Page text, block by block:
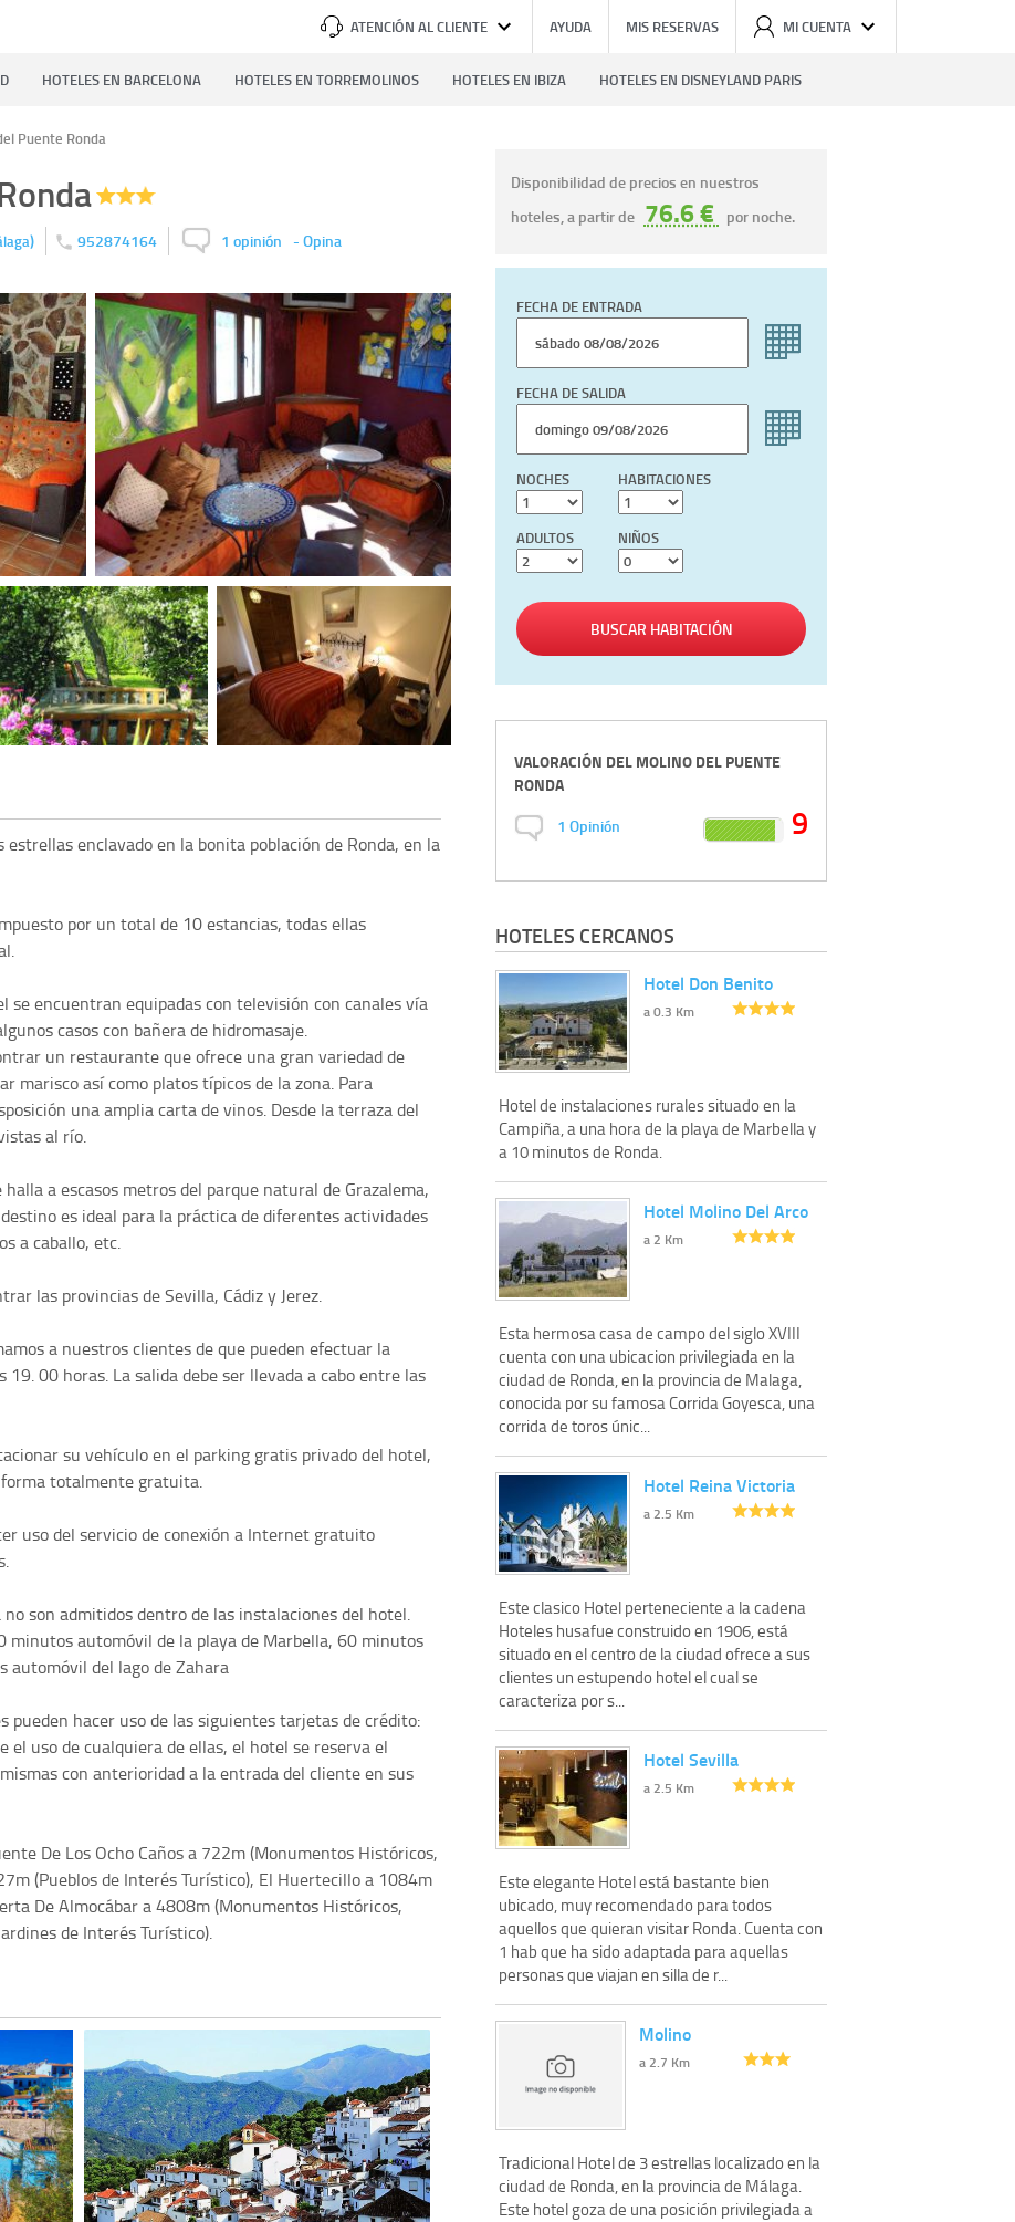
ATENCIÓN AL CLIENTE AYUDA MIS RESERVAS MI CUENTA
HOTELES EN BARCELONA HOTELES EN TORREMOLINOS HOTELES EN IBIZA HOTELES EN DISNEYLAND PARIS
Puente Ronda
) 952874164 1 opinión -Opina
enclavado en la bonita población de Ronda, en la
por un total de 10 estancias, todas ellas
se encuentran equipadas con televisión con canales vía
casos con bañera de hidromasaje.
un restaurante que ofrece una gran variedad de
marisco así como platos típicos de la zona. Para
una amplia carta de vinos. Desde la terraza del
al río.
a escasos metros del parque natural de Grazalema,
es ideal para la práctica de diferentes actividades
a caballo, etc.
las provincias de Sevilla, Cádiz y Jerez.
a nuestros clientes de que pueden efectuar la
00 horas. La salida debe ser llevada a cabo entre las
su vehículo en el parking gratis privado del hotel,
totalmente gratuita.
uso del servicio de conexión a Internet gratuito
son admitidos dentro de las instalaciones del hotel.
minutos automóvil de la playa de Marbella, 60 minutos
automóvil del lago de Zahara
pueden hacer uso de las siguientes tarjetas de crédito:
uso de cualquiera de ellas, el hotel se reserva el
con anterioridad a la entrada del cliente en sus
De Los Ocho Caños a 722m (Monumentos Históricos,
(Pueblos de Interés Turístico), El Huertecillo a 1084m
De Almocábar a 4808m (Monumentos Históricos,
de Interés Turístico).
Disponibilidad de precios en nuestros
hoteles, a partir de 76.6 € por noche.
FECHA DE ENTRADA
FECHA DE SALIDA
NOCHES HABITACIONES
ADULTOS NIÑOS
BUSCAR HABITACIÓN
VALORACIÓN DELMOLINO DEL PUENTE
RONDA
1 Opinión 9
HOTELES CERCANOS
Hotel Don Benito
a 0.3 Km
Hotel de instalaciones rurales situado en la
Campiña, a una hora de la playa de Marbella y
a 10 minutos de Ronda.
Hotel Molino Del Arco
a 2 Km
Esta hermosa casa de campo del siglo XVIII
cuenta con una ubicacion privilegiada en la
ciudad de Ronda, en la provincia de Malaga,
conocida por su famosa Corrida Goyesca, una
corrida de toros únic...
Hotel Reina Victoria
a 2.5 Km
Este clasico Hotel perteneciente a la cadena
Hoteles husafue construido en 1906, está
situado en el centro de la ciudad ofrece a sus
clientes un estupendo hotel el cual se
caracteriza por s...
Hotel Sevilla
a 2.5 Km
Este elegante Hotel está bastante bien
ubicado, muy recomendado para todos
aquellos que quieran visitar Ronda. Cuenta con
1 hab que ha sido adaptada para aquellas
personas que viajan en silla de r...
Molino
a 2.7 Km
Tradicional Hotel de 3 estrellas localizado en la
ciudad de Ronda, en la provincia de Málaga.
Este hotel goza de una posición privilegiada a